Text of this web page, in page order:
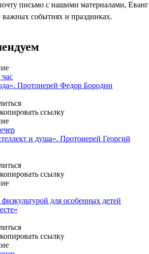
письмо с нашими материалами,
событиях и праздниках.
Протоиерей Федор Бородин
и душа». Протоиерей Георгий
для особенных детей